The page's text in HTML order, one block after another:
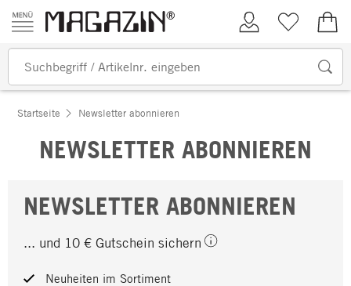
Zum Inhalt springen
Kundenkonto
Merkliste
Startseite Newsletter abonnieren
NEWSLETTER ABONNIEREN
NEWSLETTER ABONNIEREN
... und 10 € Gutschein sichern
Neuheiten im Sortiment